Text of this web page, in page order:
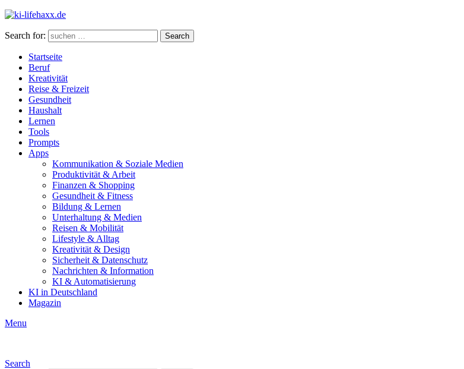
Search for: Search
Startseite
Beruf
Kreativität
Reise & Freizeit
Gesundheit
Haushalt
Lernen
Tools
Prompts
Apps
Kommunikation & Soziale Medien
Produktivität & Arbeit
Finanzen & Shopping
Gesundheit & Fitness
Bildung & Lernen
Unterhaltung & Medien
Reisen & Mobilität
Lifestyle & Alltag
Kreativität & Design
Sicherheit & Datenschutz
Nachrichten & Information
KI & Automatisierung
KI in Deutschland
Magazin
Menu
Search